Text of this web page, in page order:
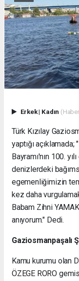
Erkek| Kadın
Türk Kızılay
yaptığı
Bayramı'nın 100.
denizlerdeki
egemenliğimizin
kez daha
Babam Zihni
anıyorum." Dedi.
Gaziosmanpaşalı
Kamu kurumu olan
ÖZEGE RORO